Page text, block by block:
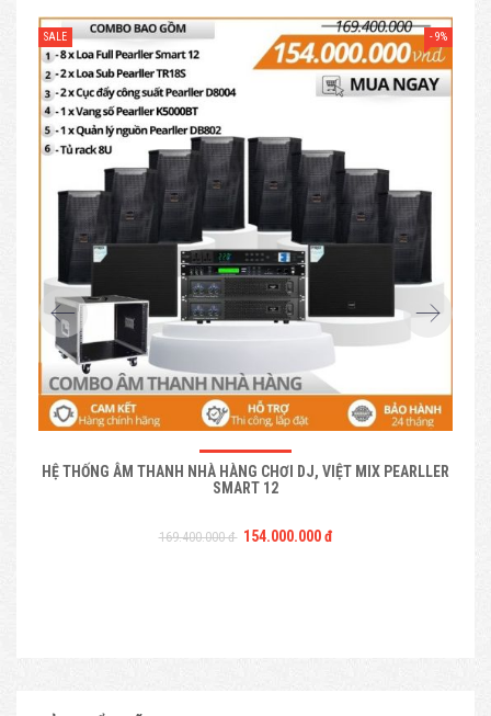
HỆ THỐNG ÂM THANH NHÀ HÀNG CHƠI DJ, VIỆT MIX PEARLLER
SMART 12
169.400.000 đ 154.000.000 đ
SALE - 9%